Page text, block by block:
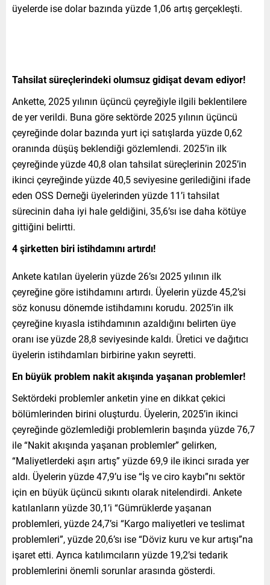
üyelerde ise dolar bazında yüzde 1,06 artış gerçekleşti.
Tahsilat süreçlerindeki olumsuz gidişat devam ediyor!
Ankette, 2025 yılının üçüncü çeyreğiyle ilgili beklentilere
de yer verildi. Buna göre sektörde 2025 yılının üçüncü
çeyreğinde dolar bazında yurt içi satışlarda yüzde 0,62
oranında düşüş beklendiği gözlemlendi. 2025’in ilk
çeyreğinde yüzde 40,8 olan tahsilat süreçlerinin 2025’in
ikinci çeyreğinde yüzde 40,5 seviyesine gerilediğini ifade
eden OSS Derneği üyelerinden yüzde 11’i tahsilat
sürecinin daha iyi hale geldiğini, 35,6’sı ise daha kötüye
gittiğini belirtti.
4 şirketten biri istihdamını artırdı!
Ankete katılan üyelerin yüzde 26’sı 2025 yılının ilk
çeyreğine göre istihdamını artırdı. Üyelerin yüzde 45,2’si
söz konusu dönemde istihdamını korudu. 2025’in ilk
çeyreğine kıyasla istihdamının azaldığını belirten üye
oranı ise yüzde 28,8 seviyesinde kaldı. Üretici ve dağıtıcı
üyelerin istihdamları birbirine yakın seyretti.
En büyük problem nakit akışında yaşanan problemler!
Sektördeki problemler anketin yine en dikkat çekici
bölümlerinden birini oluşturdu. Üyelerin, 2025’in ikinci
çeyreğinde gözlemlediği problemlerin başında yüzde 76,7
ile “Nakit akışında yaşanan problemler” gelirken,
“Maliyetlerdeki aşırı artış” yüzde 69,9 ile ikinci sırada yer
aldı. Üyelerin yüzde 47,9’u ise “İş ve ciro kaybı”nı sektör
için en büyük üçüncü sıkıntı olarak nitelendirdi. Ankete
katılanların yüzde 30,1’i “Gümrüklerde yaşanan
problemleri, yüzde 24,7’si “Kargo maliyetleri ve teslimat
problemleri”, yüzde 20,6’sı ise “Döviz kuru ve kur artışı”na
işaret etti. Ayrıca katılımcıların yüzde 19,2’si tedarik
problemlerini önemli sorunlar arasında gösterdi.